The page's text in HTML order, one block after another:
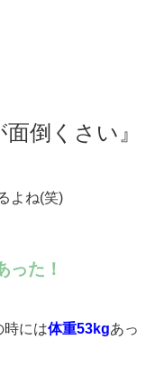
倒くさい』
よね(笑)
った！
時には体重53kgあっ